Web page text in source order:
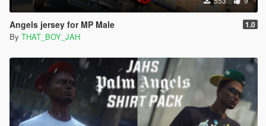
Angels jersey for MP Male 1.0
By THAT_BOY_JAH